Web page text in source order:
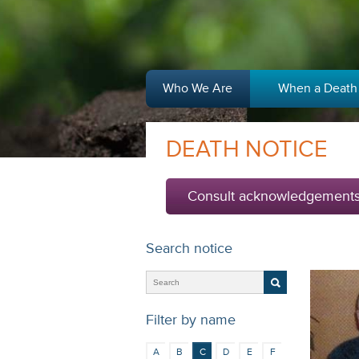
Who We Are When a
DEATH NOTICE
Consult
Search notice
Filter by name
A B C D E
F